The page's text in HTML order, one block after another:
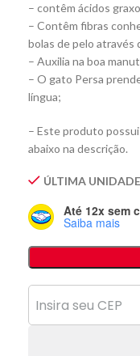
– contêm ácidos
– Contêm fibras
bolas de pelo através
– Auxilia na boa
– O gato Persa
língua;
– Este produto possui
abaixo na descrição.
ÚLTIMA UNIDADE
Até 12x sem
Saiba mais